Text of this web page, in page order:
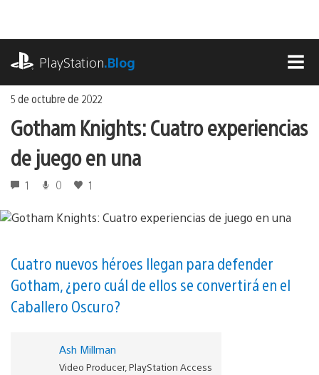
contenido
PlayStation.Blog
5 de octubre de 2022
Gotham Knights: Cuatro experiencias
de juego en una
1 0 1
Cuatro nuevos héroes llegan para defender
Gotham, ¿pero cuál de ellos se convertirá en el
Caballero Oscuro?
Ash Millman
Video Producer, PlayStation Access